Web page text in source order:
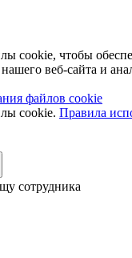
cookie, чтобы
веб-сайта и
файлов cookie
cookie. Правила
сотрудника